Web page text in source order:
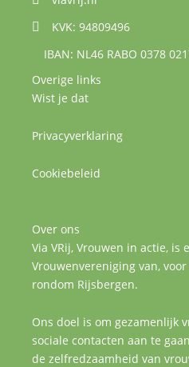
KVK: 94809496
IBAN: NL46 RABO 0378
Overige links
Wist je dat
Privacyverklaring
Cookiebeleid
Over ons
Via VRij, Vrouwen in actie, is
Vrouwenvereniging van,
rondom Rijsbergen.
Ons doel is om gezamenlijk
sociale contacten aan te
de zelfredzaamheid van